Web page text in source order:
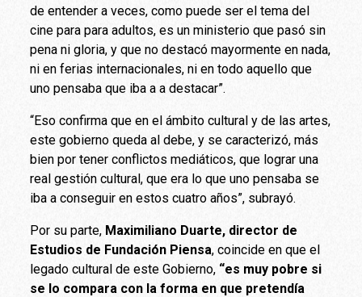
de entender a veces, como puede ser el tema del
cine para para adultos, es un ministerio que pasó sin
pena ni gloria, y que no destacó mayormente en nada,
ni en ferias internacionales, ni en todo aquello que
uno pensaba que iba a a destacar”.
“Eso confirma que en el ámbito cultural y de las artes,
este gobierno queda al debe, y se caracterizó, más
bien por tener conflictos mediáticos, que lograr una
real gestión cultural, que era lo que uno pensaba se
iba a conseguir en estos cuatro años”, subrayó.
Por su parte, Maximiliano Duarte, director de
Estudios de Fundación Piensa, coincide en que el
legado cultural de este Gobierno, “es muy pobre si
se lo compara con la forma en que pretendía